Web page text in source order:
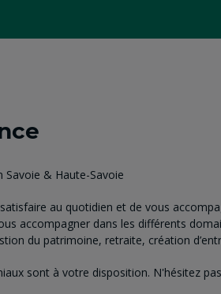
Savoie & Haute-Savoie
au quotidien et de vous
accompagner dans les différents
du patrimoine, retraite, création
sont à votre disposition. N'hésitez